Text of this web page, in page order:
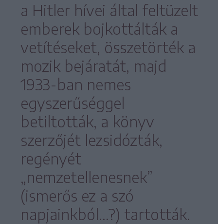
a Hitler hívei által feltüzelt
emberek bojkottálták a
vetítéseket, összetörték a
mozik bejáratát, majd
1933-ban nemes
egyszerűséggel
betiltották, a könyv
szerzőjét lezsidózták,
regényét
„nemzetellenesnek”
(ismerős ez a szó
napjainkból...?) tartották.